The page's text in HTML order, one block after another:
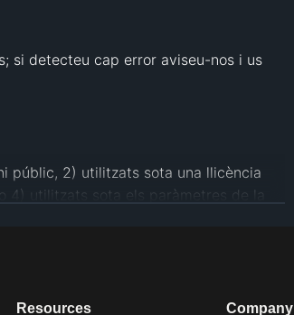
si detecteu cap error aviseu-nos i us
públic, 2) utilitzats sota una llicència
utilitzats sota els paràmetres de la
Resources Company